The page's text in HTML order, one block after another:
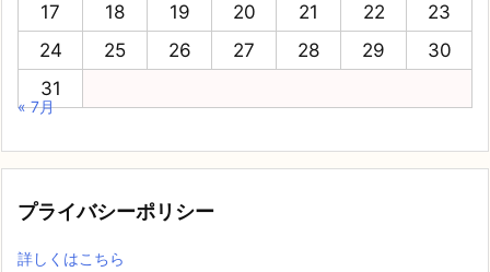
17
18 19 20 21 22
23
24
25 26 27 28 29
30
31
« 7月
プライバシーポリシー
詳しくはこちら